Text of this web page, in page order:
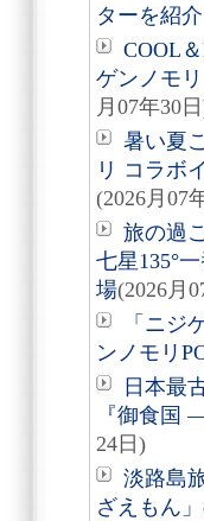
ターを紹介
COOL
ゲンノモ
月07年30
暑い夏
リ コラボ
(2026月07
旅の過
七星135°
場(2026月
「ニジ
ンノモリ
日本最
『御食国
24日)
淡路島
ざえもん